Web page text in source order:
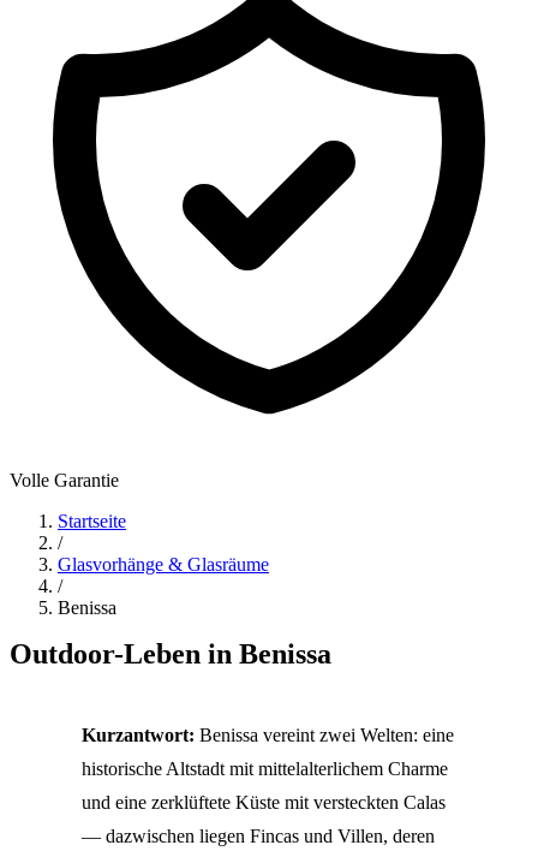
Volle Garantie
Startseite
/
Glasvorhänge & Glasräume
/
Benissa
Outdoor-Leben in Benissa
Kurzantwort: Benissa vereint zwei Welten: eine
historische Altstadt mit mittelalterlichem Charme
und eine zerklüftete Küste mit versteckten Calas
— dazwischen liegen Fincas und Villen, deren